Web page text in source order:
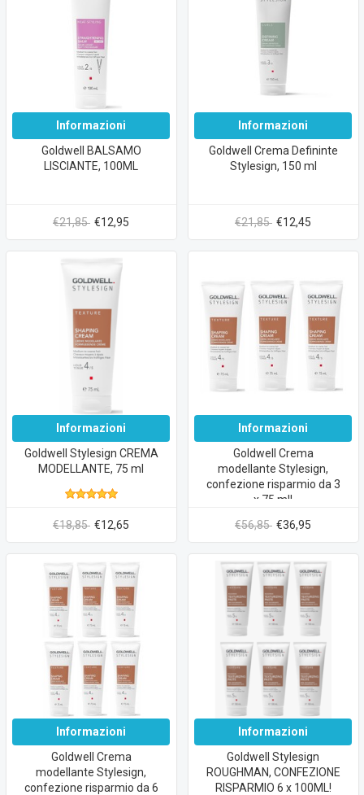
Informazioni
Goldwell BALSAMO
LISCIANTE, 100ML
€21,85 €12,95
Informazioni
Goldwell Crema Defininte
Stylesign, 150 ml
€21,85 €12,45
Informazioni
Goldwell Stylesign CREMA
MODELLANTE, 75 ml
€18,85 €12,65
Informazioni
Goldwell Crema
modellante Stylesign,
confezione risparmio da 3
x 75 ml!
€56,85 €36,95
Informazioni
Goldwell Crema
modellante Stylesign,
confezione risparmio da 6
Informazioni
Goldwell Stylesign
ROUGHMAN, CONFEZIONE
RISPARMIO 6 x 100ML!